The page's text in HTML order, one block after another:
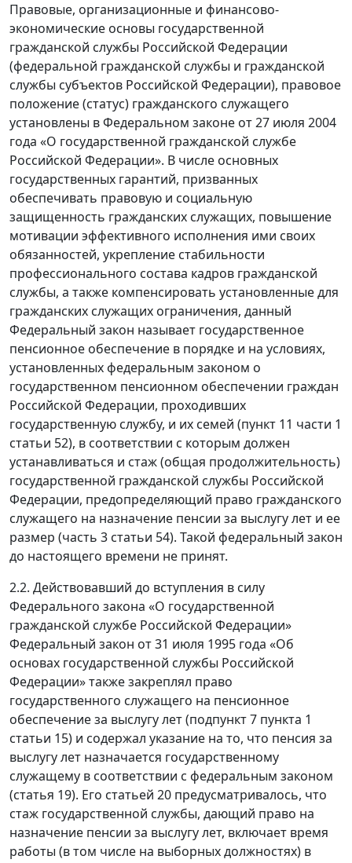
Правовые, организационные и финансово-
экономические основы государственной
гражданской службы Российской Федерации
(федеральной гражданской службы и гражданской
службы субъектов Российской Федерации), правовое
положение (статус) гражданского служащего
установлены в Федеральном законе от 27 июля 2004
года «О государственной гражданской службе
Российской Федерации». В числе основных
государственных гарантий, призванных
обеспечивать правовую и социальную
защищенность гражданских служащих, повышение
мотивации эффективного исполнения ими своих
обязанностей, укрепление стабильности
профессионального состава кадров гражданской
службы, а также компенсировать установленные для
гражданских служащих ограничения, данный
Федеральный закон называет государственное
пенсионное обеспечение в порядке и на условиях,
установленных федеральным законом о
государственном пенсионном обеспечении граждан
Российской Федерации, проходивших
государственную службу, и их семей (пункт 11 части 1
статьи 52), в соответствии с которым должен
устанавливаться и стаж (общая продолжительность)
государственной гражданской службы Российской
Федерации, предопределяющий право гражданского
служащего на назначение пенсии за выслугу лет и ее
размер (часть 3 статьи 54). Такой федеральный закон
до настоящего времени не принят.
2.2. Действовавший до вступления в силу
Федерального закона «О государственной
гражданской службе Российской Федерации»
Федеральный закон от 31 июля 1995 года «Об
основах государственной службы Российской
Федерации» также закреплял право
государственного служащего на пенсионное
обеспечение за выслугу лет (подпункт 7 пункта 1
статьи 15) и содержал указание на то, что пенсия за
выслугу лет назначается государственному
служащему в соответствии с федеральным законом
(статья 19). Его статьей 20 предусматривалось, что
стаж государственной службы, дающий право на
назначение пенсии за выслугу лет, включает время
работы (в том числе на выборных должностях) в